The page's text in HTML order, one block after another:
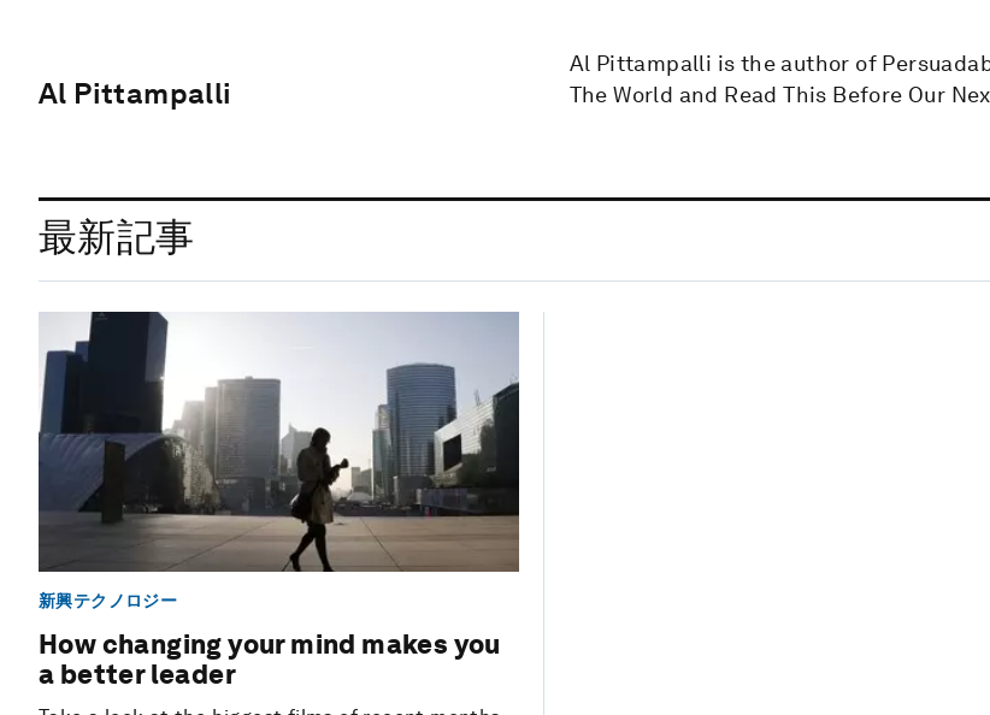
Al Pittampalli
Al Pittampalli is the author of
The World and Read This Before Our
最新記事
新興テクノロジー
How changing your mind makes you
a better leader